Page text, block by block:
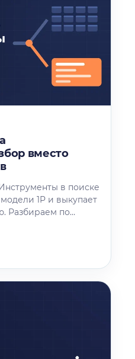
вместо
в поиске
1P и выкупает
Разбираем по